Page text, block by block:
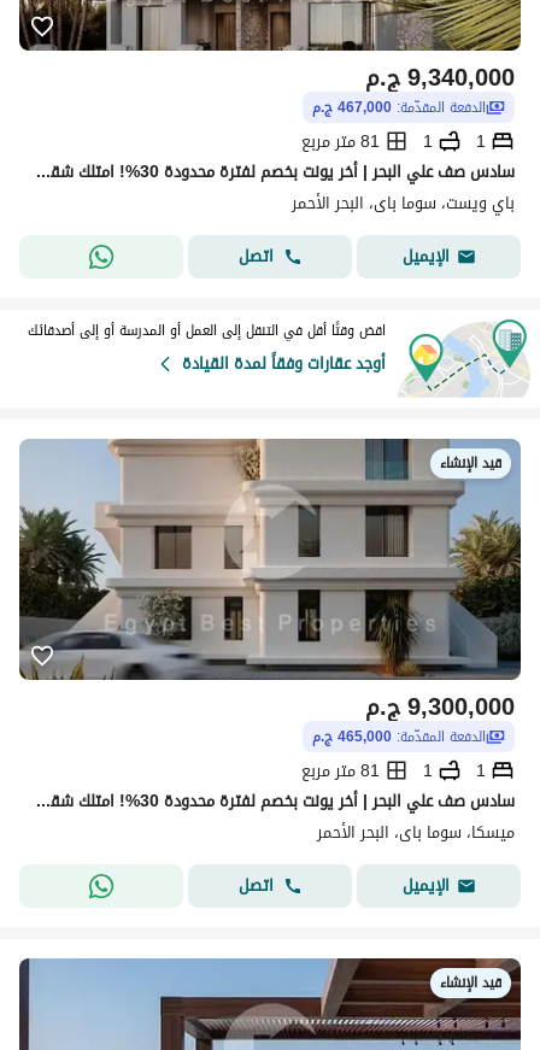
ج.م9,340,000
الدفعة المقدّمة: 467,000 ج.م
1
1
81 متر مربع
سادس صف علي البحر | أخر يونت بخصم لفترة محدودة 30%! امتلك شقة غرفة نوم باطلاله علي وملعب الجولف في سوما باي | مقدم 5% فقط وتقسيط حتى 5 سنوات
باي ويست، سوما باى، البحر الأحمر
الإيميل
اتصل
اقض وقتًا أقل في التنقل إلى العمل أو المدرسة أو إلى أصدقائك
أوجد عقارات وفقاً لمدة القيادة
قيد الإنشاء
ج.م9,300,000
الدفعة المقدّمة: 465,000 ج.م
1
1
81 متر مربع
سادس صف علي البحر | أخر يونت بخصم لفترة محدودة 30%! امتلك شقة غرفة نوم باطلاله علي وملعب الجولف في سوما باي | مقدم 5% فقط وتقسيط حتى 5 سنوات
ميسكا، سوما باى، البحر الأحمر
الإيميل
اتصل
قيد الإنشاء